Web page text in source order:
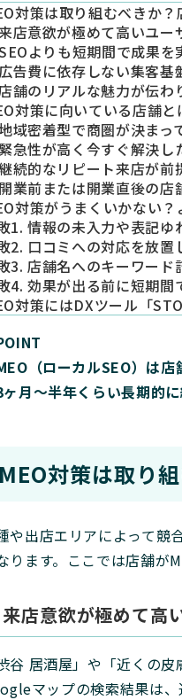
対策は取り組むべきか
店意欲が極めて高いユー
よりも短期間で成果を
告費に依存しない集客基
舗のリアルな魅力が伝わ
対策に向いている店舗
域密着型で商圏が決まっ
急性が高く今すぐ解決し
続的なリピート来店が前
業前または開業直後の店
対策がうまくいかない
1. 情報の未入力や表記ゆ
2. 口コミへの対応を放置
3. 店舗名へのキーワード
4. 効果が出る前に短期間
対策にはDXツール「
（ローカルSEO）は
ヶ月～半年くらい長期的
MEO対策は取り
や出店エリアによって競
ります。ここでは店舗が
店意欲が極めて高
渋谷 居酒屋」や「近くの
マップの検索結果は